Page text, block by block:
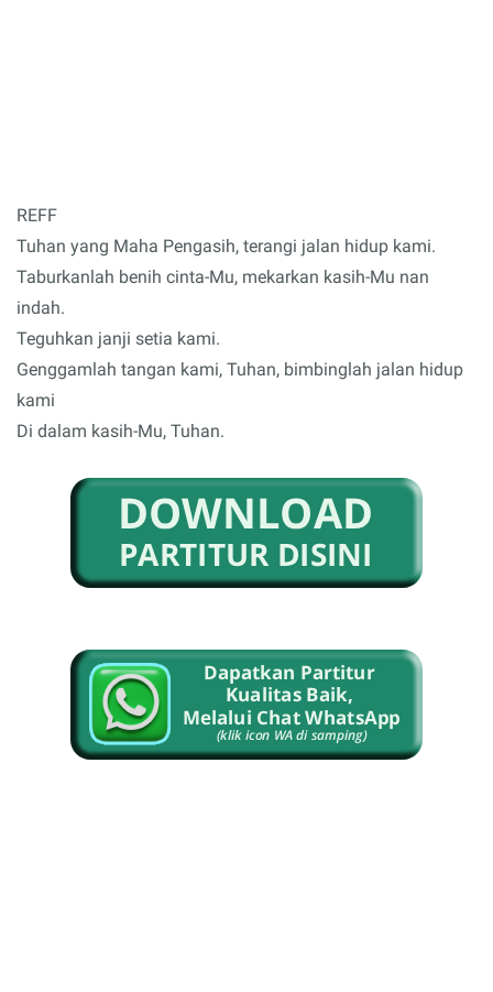
REFF
Tuhan yang Maha Pengasih, terangi jalan hidup kami.
Taburkanlah benih cinta-Mu, mekarkan kasih-Mu nan
indah.
Teguhkan janji setia kami.
Genggamlah tangan kami, Tuhan, bimbinglah jalan hidup
kami
Di dalam kasih-Mu, Tuhan.